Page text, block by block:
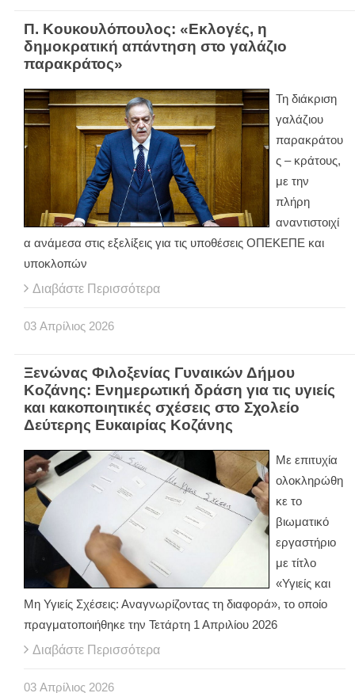
Π. Κουκουλόπουλος: «Εκλογές, η
δημοκρατική απάντηση στο γαλάζιο
παρακράτος»
Τη διάκριση
γαλάζιου
παρακράτου
ς – κράτους,
με την
πλήρη
αναντιστοιχί
α ανάμεσα στις εξελίξεις για τις υποθέσεις ΟΠΕΚΕΠΕ και
υποκλοπών
Διαβάστε Περισσότερα
03 Απρίλιος 2026
Ξενώνας Φιλοξενίας Γυναικών Δήμου
Κοζάνης: Ενημερωτική δράση για τις υγιείς
και κακοποιητικές σχέσεις στο Σχολείο
Δεύτερης Ευκαιρίας Κοζάνης
Με επιτυχία
ολοκληρώθη
κε το
βιωματικό
εργαστήριο
με τίτλο
«Υγιείς και
Μη Υγιείς Σχέσεις: Αναγνωρίζοντας τη διαφορά», το οποίο
πραγματοποιήθηκε την Τετάρτη 1 Απριλίου 2026
Διαβάστε Περισσότερα
03 Απρίλιος 2026